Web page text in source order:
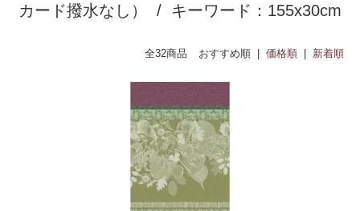
カード撥水なし）
/ キーワード：155x30cm
全32商品 おすすめ順 | 価格順 新着順